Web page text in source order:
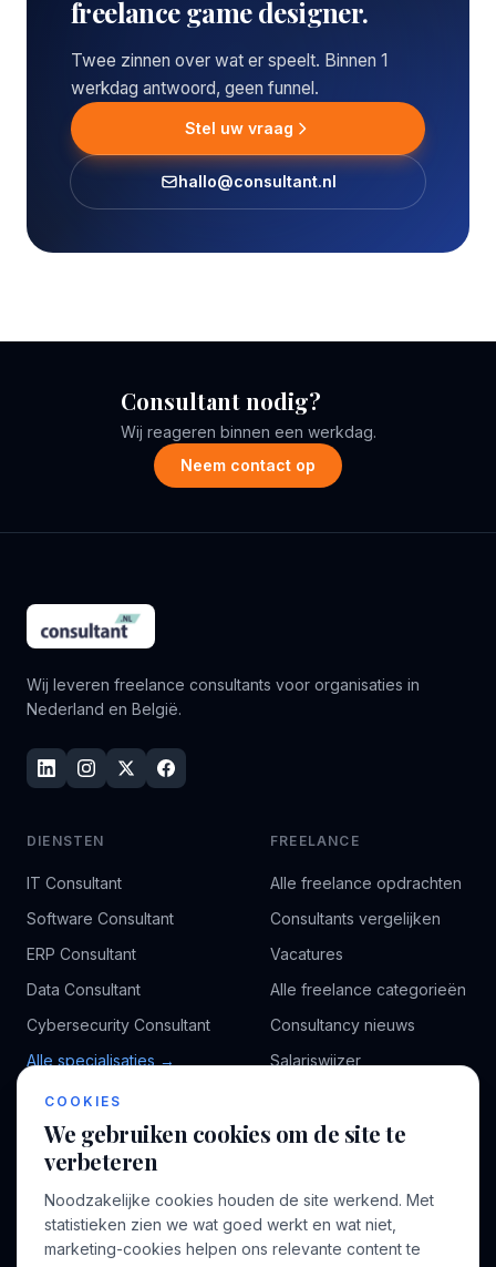
freelance game designer.
Twee zinnen over wat er speelt. Binnen 1
werkdag antwoord, geen funnel.
Stel uw vraag
hallo@consultant.nl
Consultant nodig?
Wij reageren binnen een werkdag.
Neem contact op
Wij leveren freelance consultants voor organisaties in
Nederland en België.
DIENSTEN
IT Consultant
Software Consultant
ERP Consultant
Data Consultant
Cybersecurity Consultant
Alle specialisaties →
FREELANCE
Alle freelance opdrachten
Consultants vergelijken
Vacatures
Alle freelance categorieën
Consultancy nieuws
Salariswijzer
BEDRIJF
Over ons
Profiel aanmaken
COOKIES
We gebruiken cookies om de site te
verbeteren
Noodzakelijke cookies houden de site werkend. Met
statistieken zien we wat goed werkt en wat niet,
marketing-cookies helpen ons relevante content te